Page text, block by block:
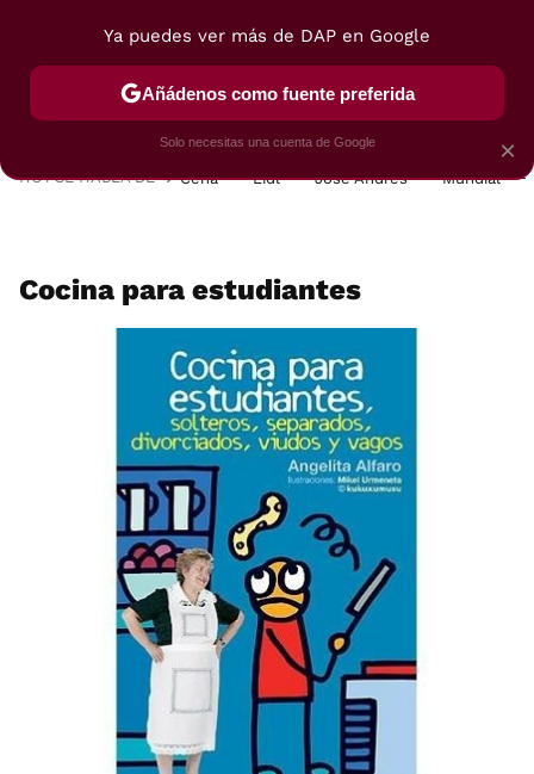
POSTRES VIAJES SELECCIÓN VEGUI
HOY SE HABLA DE Cena Lidl José Andrés Mundial
Cocina para estudiantes
×
Ya puedes ver más de DAP en Google
Añádenos como fuente preferida
Solo necesitas una cuenta de Google